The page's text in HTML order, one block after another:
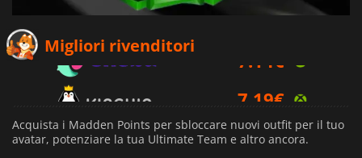
Migliori rivenditori
8.19€
Acquista i Madden Points per sbloccare nuovi outfit per il tuo
avatar, potenziare la tua Ultimate Team e altro ancora.